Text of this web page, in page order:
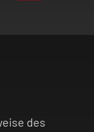
des